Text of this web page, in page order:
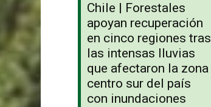
Chile | Forestales
apoyan recuperación
en cinco regiones tras
las intensas lluvias
que afectaron la zona
centro sur del país
con inundaciones